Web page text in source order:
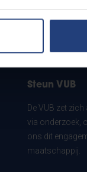
Steun VUB
De VUB zet
via onderzoek,
ons dit
maatschappij.